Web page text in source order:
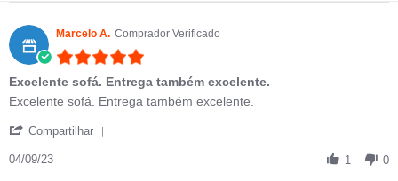
Marcelo A. Comprador Verificado
Excelente sofá. Entrega também excelente.
Review by Marcelo A. on 4 Sep 2023
review stating Excelente sofá. Entrega também excelente.
Excelente sofá. Entrega também excelente.
Compartilhar
04/09/23 1 0